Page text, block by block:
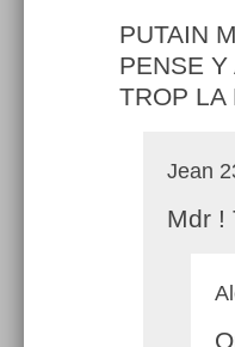
PUTAIN
PENSE
TROP LA
Jean
Mdr !